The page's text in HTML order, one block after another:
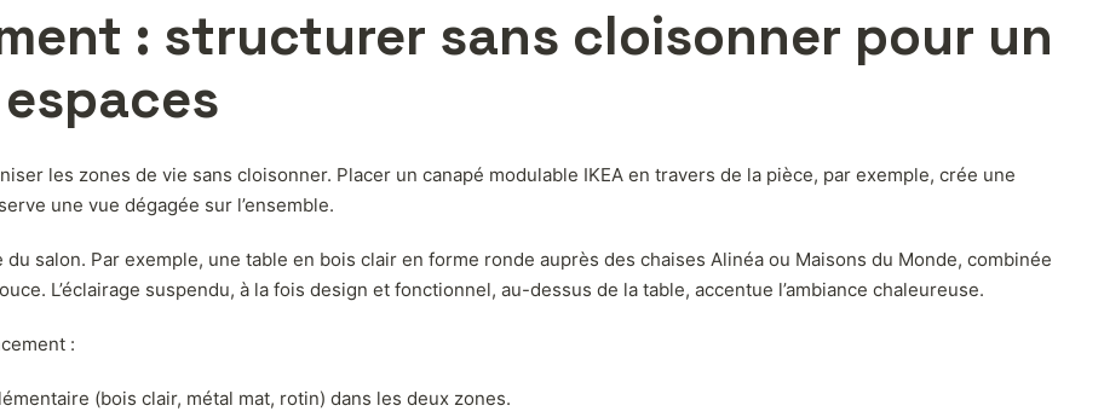
: structurer sans cloisonner pour un
les zones de vie sans cloisonner. Placer un canapé modulable IKEA en travers de la pièce, par exemple, crée une
une vue dégagée sur l’ensemble.
salon. Par exemple, une table en bois clair en forme ronde auprès des chaises Alinéa ou Maisons du Monde, combinée
L’éclairage suspendu, à la fois design et fonctionnel, au-dessus de la table, accentue l’ambiance chaleureuse.
:
(bois clair, métal mat, rotin) dans les deux zones.